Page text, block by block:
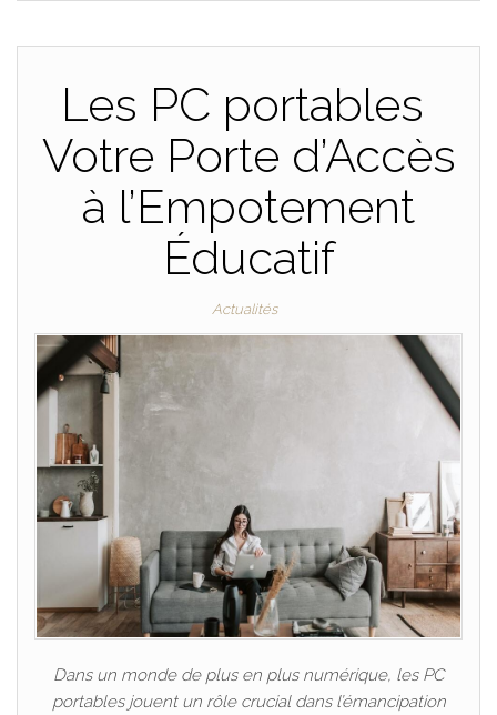
Les PC portables
Votre Porte d’Accès
à l’Empotement
Éducatif
Actualités
Dans un monde de plus en plus numérique, les PC
portables jouent un rôle crucial dans l’émancipation